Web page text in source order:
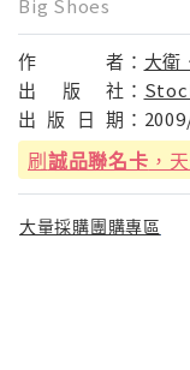
作 者： 大衛
出
版 社：
出 版 日 期：
刷誠品聯名卡 ，
大量採購團購專區